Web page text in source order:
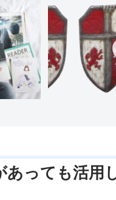
あっても活用